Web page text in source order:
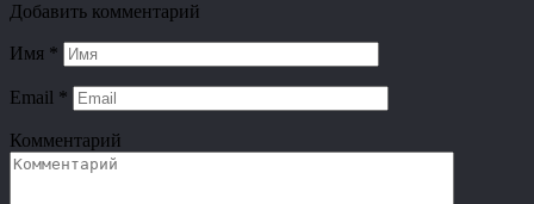
Добавить комментарий
Имя *
Email *
Комментарий